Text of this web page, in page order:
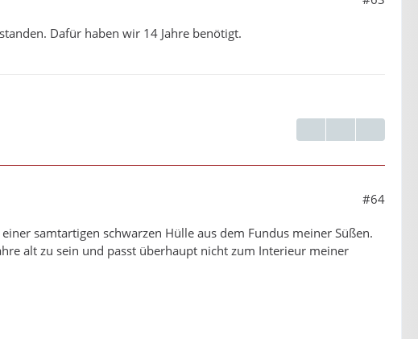
Dafür haben wir 14 Jahre benötigt.
#64
samtartigen schwarzen Hülle aus dem Fundus meiner Süßen.
alt zu sein und passt überhaupt nicht zum Interieur meiner